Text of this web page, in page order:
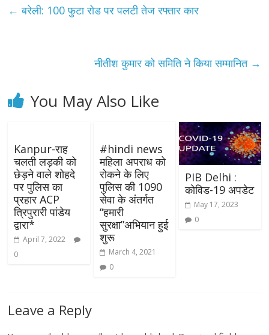
← बरेली: 100 फुटा रोड पर पलटी तेज रफ्तार कार
नीतीश कुमार को समिति ने किया सम्मानित →
You May Also Like
Kanpur-राह
चलती लड़की को
छेड़ने वाले शोहदे
पर पुलिस का
प्रहार ACP
त्रिपुरारी पांडेय
द्वारा*
April 7, 2022
0
#hindi​ news
महिला अपराध को
रोकने के लिए
पुलिस की 1090
सेवा के अंतर्गत
“हमारी
सुरक्षा”अभियान हुई
शुरू
March 4, 2021
0
PIB Delhi :
कोविड-19 अपडेट
May 17, 2023
0
Leave a Reply